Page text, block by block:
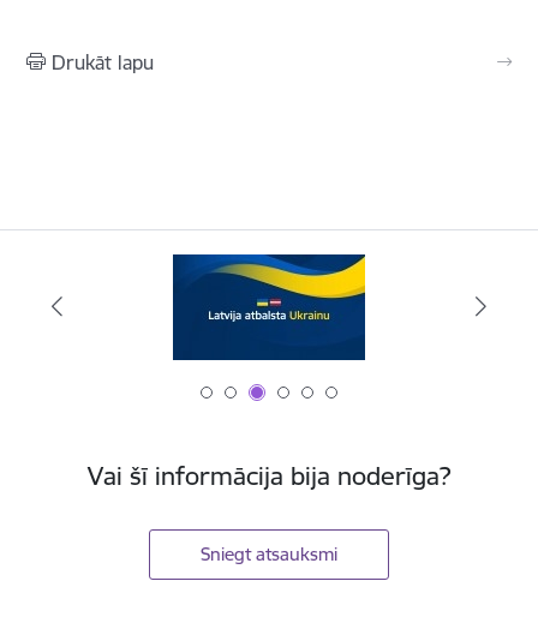
Drukāt lapu
Vai šī informācija bija noderīga?
Sniegt atsauksmi